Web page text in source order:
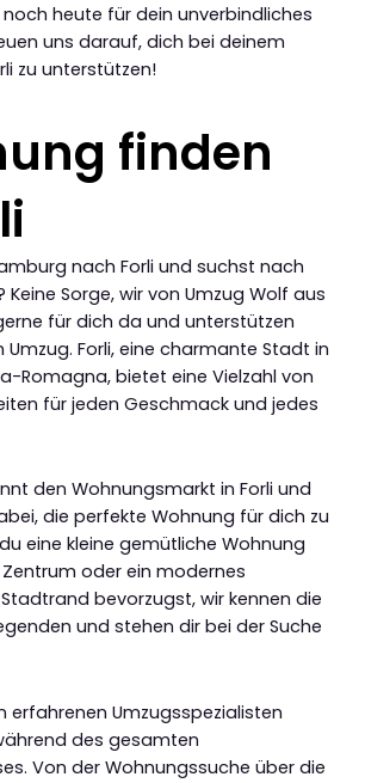
heute für dein unverbindliches
uns darauf, dich bei deinem
zu unterstützen!
finden
nach Forli und suchst nach
Keine Sorge, wir von Umzug Wolf aus
für dich da und unterstützen
Forli, eine charmante Stadt in
Romagna, bietet eine Vielzahl von
für jeden Geschmack und jedes
den Wohnungsmarkt in Forli und
die perfekte Wohnung für dich zu
eine kleine gemütliche Wohnung
oder ein modernes
bevorzugst, wir kennen die
und stehen dir bei der Suche
erfahrenen Umzugsspezialisten
des gesamten
Von der Wohnungssuche über die